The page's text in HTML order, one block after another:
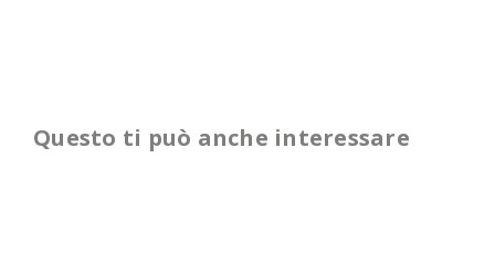
Questo ti può anche interessare